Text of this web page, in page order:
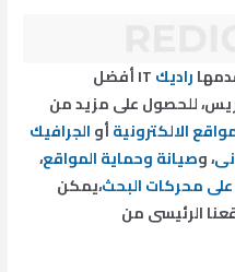
راديك
IT أفضل
للحصول على مزيد من
الالكترونيةأوالجرافيك
، وصيانة وحماية المواقع،
محركات البحث،يمكن
الرئيسى من